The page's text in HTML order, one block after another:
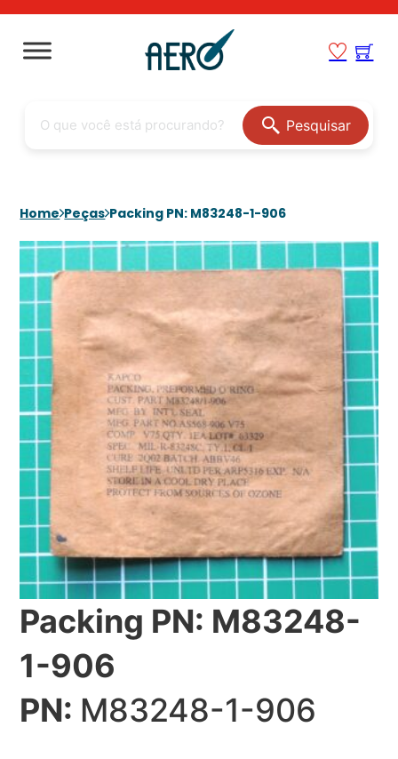
Pesquisar
Home Peças Packing PN: M83248-1-906
Packing PN: M83248-
1-906
PN: M83248-1-906